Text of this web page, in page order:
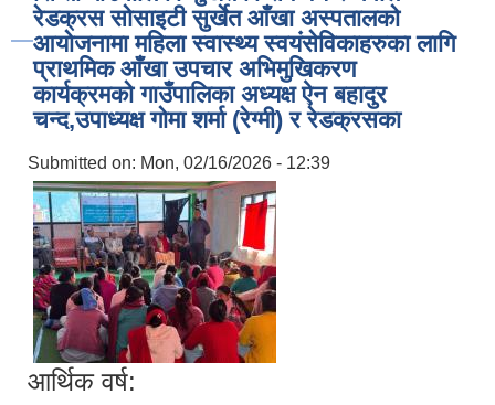
रेडक्रस सोसाइटी सुर्खेत आँखा अस्पतालको
आयोजनामा महिला स्वास्थ्य स्वयंसेविकाहरुका लागि
प्राथमिक आँखा उपचार अभिमुखिकरण
कार्यक्रमको गाउँपालिका अध्यक्ष ऐन बहादुर
चन्द,उपाध्यक्ष गोमा शर्मा (रेग्मी) र रेडक्रसका
Submitted on: Mon, 02/16/2026 - 12:39
आर्थिक वर्ष: